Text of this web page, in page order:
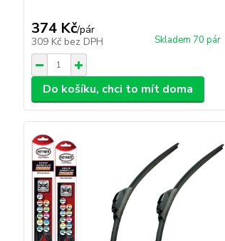
374 Kč/pár
309 Kč bez DPH Skladem 70 pár
Do košíku, chci to mít doma